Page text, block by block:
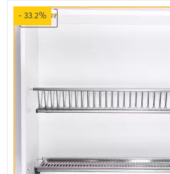
- 33.2%